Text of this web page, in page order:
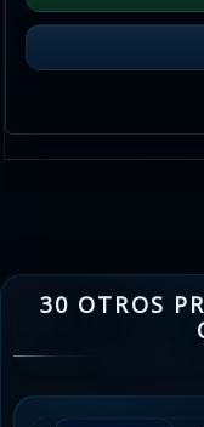
30 OTROS